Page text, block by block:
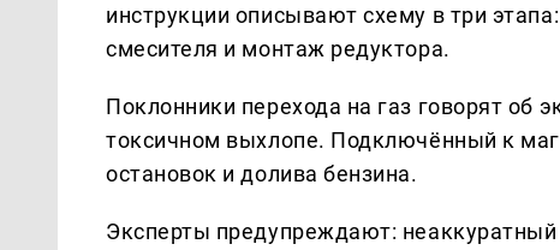
инструкции описывают схему в три
смесителя и монтаж редуктора.
Поклонники перехода на газ говорят об
токсичном выхлопе. Подключённый к
остановок и долива бензина.
Эксперты предупреждают: